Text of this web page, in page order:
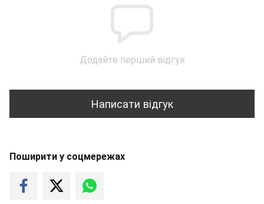
Додайте перший відгук
Написати відгук
Поширити у соцмережах